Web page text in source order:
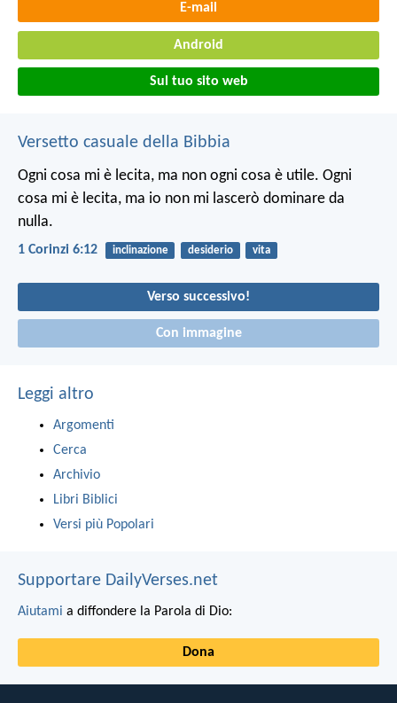
E-mail
Android
Sul tuo sito web
Versetto casuale della Bibbia
Ogni cosa mi è lecita, ma non ogni cosa è utile. Ogni
cosa mi è lecita, ma io non mi lascerò dominare da
nulla.
1 Corinzi 6:12 inclinazione desiderio vita
Verso successivo!
Con immagine
Leggi altro
Argomenti
Cerca
Archivio
Libri Biblici
Versi più Popolari
Supportare DailyVerses.net
Aiutami a diffondere la Parola di Dio:
Dona